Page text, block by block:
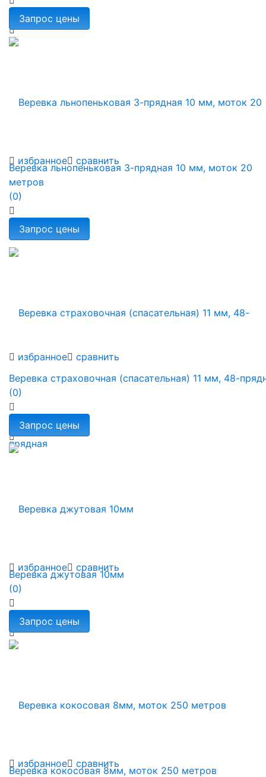
избранное сравнить
избранное сравнить
Веревка льнопеньковая 3-прядная 10 мм, моток 20
метров
(0)
избранное сравнить
Веревка страховочная (спасательная) 11 мм, 48-
(0)
избранное сравнить
Веревка джутовая 10мм
(0)
Веревка кокосовая 8мм, моток 250 метров